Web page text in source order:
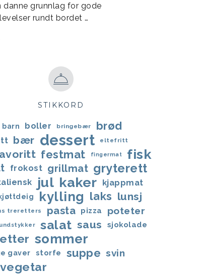
danne grunnlag for gode
rundt bordet …
STIKKORD
barn boller bringebær brød
bær dessert eltefritt
festmat fingermat fisk
frokost grillmat gryterett
jul kaker kjappmat
kjøttdeig kylling laks lunsj
treretters pasta pizza poteter
salat saus sjokolade
sommer
gaver storfe suppe svin
vegetar